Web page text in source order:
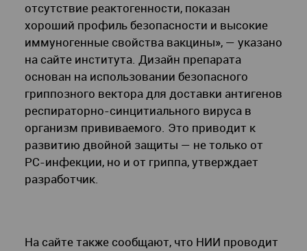
отсутствие реактогенности, показан
хороший профиль безопасности и высокие
иммуногенные свойства вакцины», — указано
на сайте института. Дизайн препарата
основан на использовании безопасного
гриппозного вектора для доставки антигенов
респираторно-синцитиального вируса в
организм прививаемого. Это приводит к
развитию двойной защиты — не только от
РС-инфекции, но и от гриппа, утверждает
разработчик.
На сайте также сообщают, что НИИ проводит